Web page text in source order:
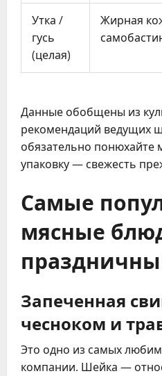
Утка /
гусь
(целая)
Жирная
Данные обобщены из
рекомендаций ведущих
обязательно понюхайте
упаковку — свежесть
Самые
мясные
Запеченная
чесноком и
Это одно из самых
компании. Шейка —